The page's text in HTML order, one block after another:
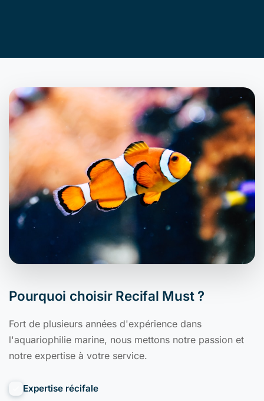
Pourquoi choisir Recifal Must ?
Fort de plusieurs années d'expérience dans
l'aquariophilie marine, nous mettons notre passion et
notre expertise à votre service.
Expertise récifale